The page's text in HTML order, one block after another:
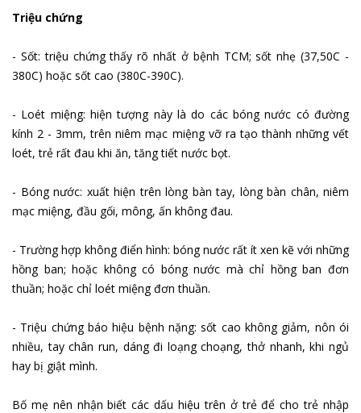
Triệu chứng
- Sốt: triệu chứng thấy rõ nhất ở bệnh TCM; sốt nhẹ (37,50C -
380C) hoặc sốt cao (380C-390C).
- Loét miệng: hiện tượng này là do các bóng nước có đường
kính 2 - 3mm, trên niêm mạc miệng vỡ ra tạo thành những vết
loét, trẻ rất đau khi ăn, tăng tiết nước bọt.
- Bóng nước: xuất hiện trên lòng bàn tay, lòng bàn chân, niêm
mạc miệng, đầu gối, mông, ấn không đau.
- Trường hợp không điển hình: bóng nước rất ít xen kẽ với những
hồng ban; hoặc không có bóng nước mà chỉ hồng ban đơn
thuần; hoặc chỉ loét miệng đơn thuần.
- Triệu chứng báo hiệu bệnh nặng: sốt cao không giảm, nôn ói
nhiều, tay chân run, dáng đi loạng choạng, thở nhanh, khi ngủ
hay bị giật mình.
Bố mẹ nên nhận biết các dấu hiệu trên ở trẻ để cho trẻ nhập